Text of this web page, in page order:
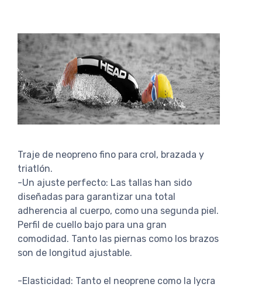
Traje de neopreno fino para crol, brazada y
triatlón.
-Un ajuste perfecto: Las tallas han sido
diseñadas para garantizar una total
adherencia al cuerpo, como una segunda piel.
Perfil de cuello bajo para una gran
comodidad. Tanto las piernas como los brazos
son de longitud ajustable.
-Elasticidad: Tanto el neoprene como la lycra